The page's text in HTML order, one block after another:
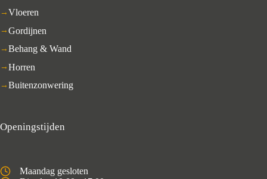
Vloeren
Gordijnen
Behang & Wand
Horren
Buitenzonwering
Openingstijden
Maandag gesloten